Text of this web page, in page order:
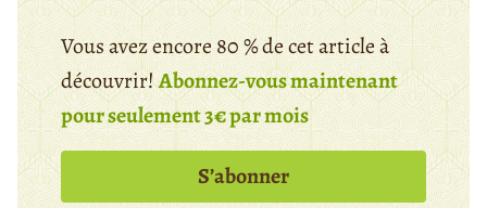
Vous avez encore 80 % de cet article à
découvrir!Abonnez-vous maintenant
pour seulement 3€ par mois
S’abonner